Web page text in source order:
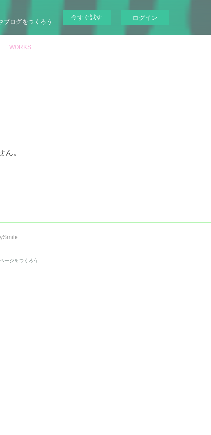
ブログをつくろう
今すぐ試す ログイン
WORKS
。
.
ージをつくろう